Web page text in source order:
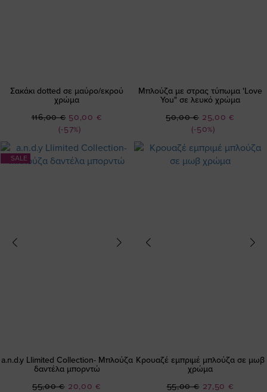
Σακάκι dotted σε μαύρο/εκρού
χρώμα
(-57%)
Ειδική
Τιμή
50,00 €
116,00 €
Μπλούζα με στρας τύπωμα 'Love
You" σε λευκό χρώμα
(-50%)
Ειδική
Τιμή
25,00 €
50,00 €
SALE
a.n.d.y Llimited Collection- Μπλούζα
δαντέλα μπορντώ
Ειδική
20,00 €
55,00 €
Κρουαζέ εμπριμέ μπλούζα σε μωβ
χρώμα
Ειδική
27,50 €
55,00 €